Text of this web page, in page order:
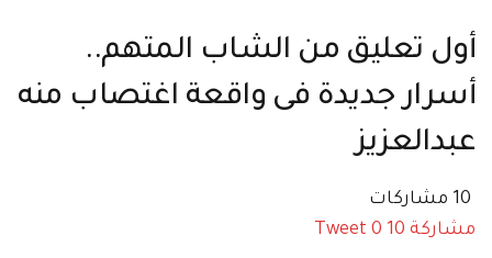
أول تعليق من الشاب المتهم..
أسرار جديدة فى واقعة اغتصاب منه
عبدالعزيز
مشاركة 10
Tweet 0